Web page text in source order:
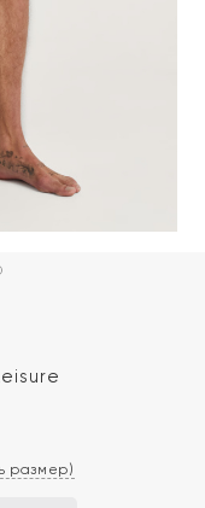
размер)